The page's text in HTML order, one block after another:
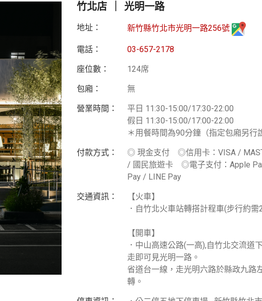
竹北店 ｜ 光明一路
地址： 新竹縣竹北市光明一路256號
電話： 03-657-2178
座位數： 124席
包廂： 無
營業時間：
平日 11:30-15:00/17:30-22:00
假日 11:30-15:00/17:00-22:00
＊用餐時間為90分鐘（指定包廂另行
付款方式：
◎ 現金支付 ◎信用卡：VISA /
/ 國民旅遊卡 ◎電子支付：Apple
Pay / LINE Pay
交通資訊：
【火車】
．自竹北火車站轉搭計程車(步行約需
【開車】
．中山高速公路(一高),自竹北交流道
走即可見光明一路。
省道台一線，走光明六路於縣政九路
轉。